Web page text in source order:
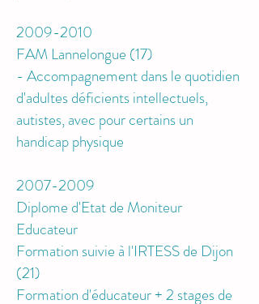
2009-2010
FAM Lannelongue (17)
- Accompagnement dans le quotidien
d'adultes déficients intellectuels,
autistes, avec pour certains un
handicap physique
2007-2009
Diplome d'Etat de Moniteur
Educateur
Formation suivie à l'IRTESS de Dijon
(21)
Formation d'éducateur + 2 stages de